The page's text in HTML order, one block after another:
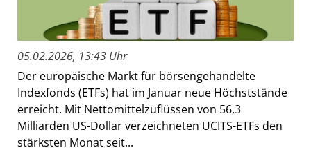
05.02.2026, 13:43 Uhr
Der europäische Markt für börsengehandelte
Indexfonds (ETFs) hat im Januar neue Höchststände
erreicht. Mit Nettomittelzuflüssen von 56,3
Milliarden US-Dollar verzeichneten UCITS-ETFs den
stärksten Monat seit...